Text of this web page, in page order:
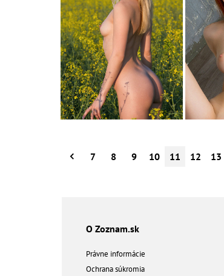
7 8 9 10 11 12 13
O Zoznam.sk
Právne informácie
Ochrana súkromia